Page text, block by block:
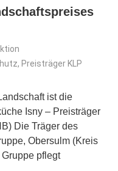
, Preisträger KLP
ist die
Isny – Preisträger
Die Träger des
Obersulm (Kreis
pflegt